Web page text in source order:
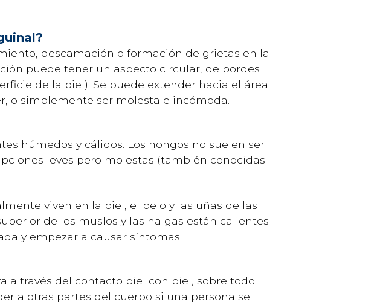
descamación o formación de grietas en la
puede tener un aspecto circular, de bordes
de la piel). Se puede extender hacia el área
o simplemente ser molesta e incómoda.
húmedos y cálidos. Los hongos no suelen ser
leves pero molestas (también conocidas
viven en la piel, el pelo y las uñas de las
de los muslos y las nalgas están calientes
y empezar a causar síntomas.
a través del contacto piel con piel, sobre todo
a otras partes del cuerpo si una persona se